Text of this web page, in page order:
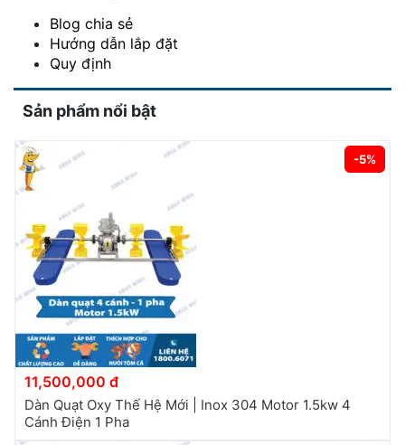
Blog chia sẻ
Hướng dẫn lắp đặt
Quy định
Sản phẩm nổi bật
-5%
11,500,000 đ
Dàn Quạt Oxy Thế Hệ Mới | Inox 304 Motor 1.5kw 4
Cánh Điện 1 Pha